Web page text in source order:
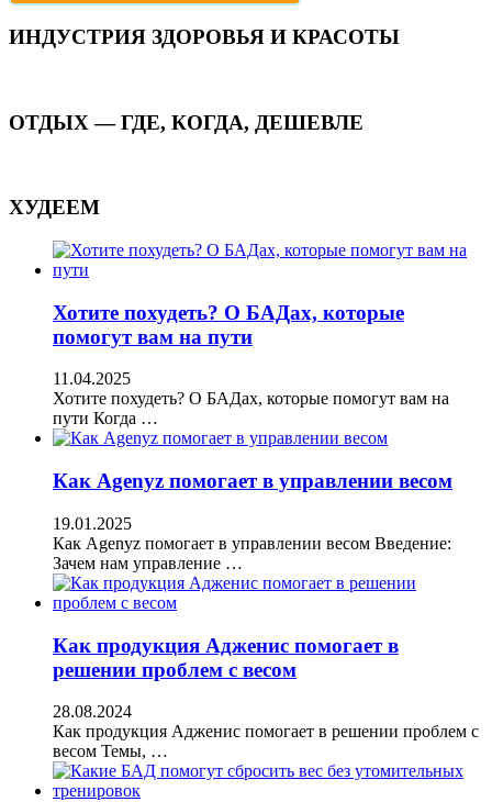
ИНДУСТРИЯ ЗДОРОВЬЯ И КРАСОТЫ
ОТДЫХ — ГДЕ, КОГДА, ДЕШЕВЛЕ
ХУДЕЕМ
Хотите похудеть? О БАДах, которые
помогут вам на пути
11.04.2025
Хотите похудеть? О БАДах, которые помогут вам на
пути Когда …
Как Agenyz помогает в управлении весом
19.01.2025
Как Agenyz помогает в управлении весом Введение:
Зачем нам управление …
Как продукция Адженис помогает в
решении проблем с весом
28.08.2024
Как продукция Адженис помогает в решении проблем с
весом Темы, …